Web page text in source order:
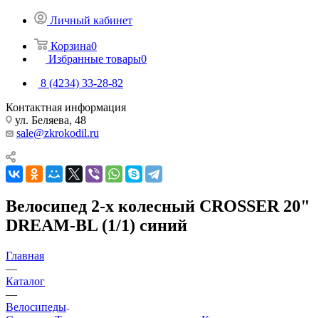
Личный кабинет
Корзина0
Избранные товары0
8 (4234) 33-28-82
Контактная информация
ул. Беляева, 48
sale@zkrokodil.ru
Велосипед 2-х колесный CROSSER 20"
DREAM-BL (1/1) синий
Главная
—
Каталог
—
Велосипеды